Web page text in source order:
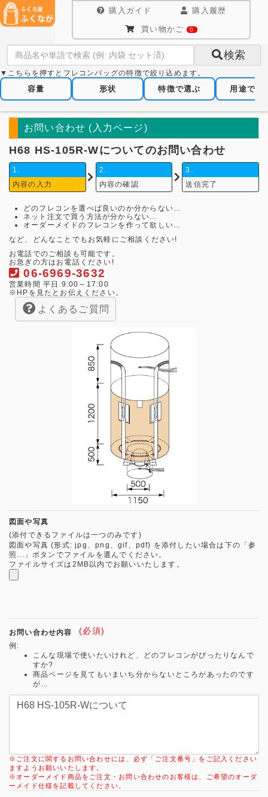
購入ガイド 購入履歴
買い物かご 0
検索
▼こちらを押すとフレコンバッグの特徴で絞り込めます。
容量 形状 特徴で選ぶ 用途で選
お問い合わせ (入力ページ)
H68 HS-105R-Wについてのお問い合わせ
1.
内容の入力
2.
内容の確認
3.
送信完了
どのフレコンを選べば良いのか分からない…
ネット注文で買う方法が分からない…
オーダーメイドのフレコンを作って欲しい…
など、どんなことでもお気軽にご相談ください!
お電話でのご相談も可能です。
お急ぎの方はお電話ください!
06-6969-3632
営業時間 平日 9:00～17:00
※HPを見たとお伝えください。
よくあるご質問
図面や写真
(添付できるファイルは一つのみです)
図面や写真 (形式: jpg、png、gif、pdf) を添付したい場合は下の「参
照...」ボタンでファイルを選んでください。
ファイルサイズは2MB以内でお願いいたします。
お問い合わせ内容 (必須)
例:
こんな現場で使いたいけれど、どのフレコンがぴったりなんで
すか?
商品ページを見てもいまいち分からないところがあったのです
が…
※ご注文に関するお問い合わせには、必ず「ご注文番号」をご記入ください
ますようお願いいたします。
※オーダーメイド商品をご注文・お問い合わせのお客様は、ご希望のオーダ
ーメイド仕様を記載してください。